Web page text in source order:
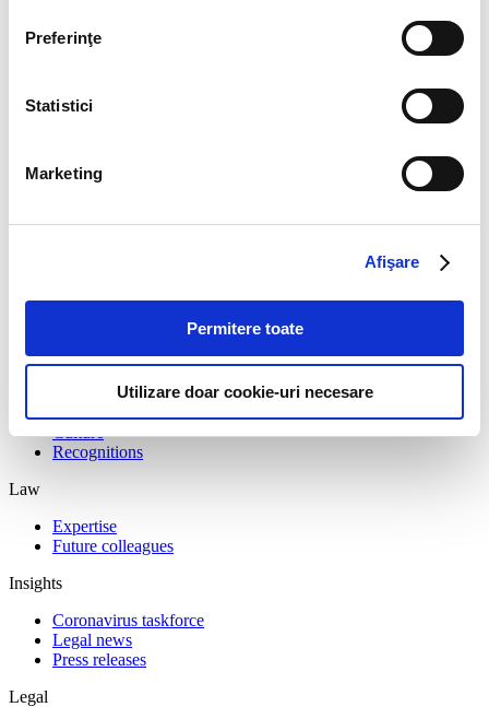
Preferinţe
Statistici
Marketing
Afişare
Permitere toate
Utilizare doar cookie-uri necesare
Stay up to date with the latest. Join Our Email List.
Business
Culture
Recognitions
Law
Expertise
Future colleagues
Insights
Coronavirus taskforce
Legal news
Press releases
Legal